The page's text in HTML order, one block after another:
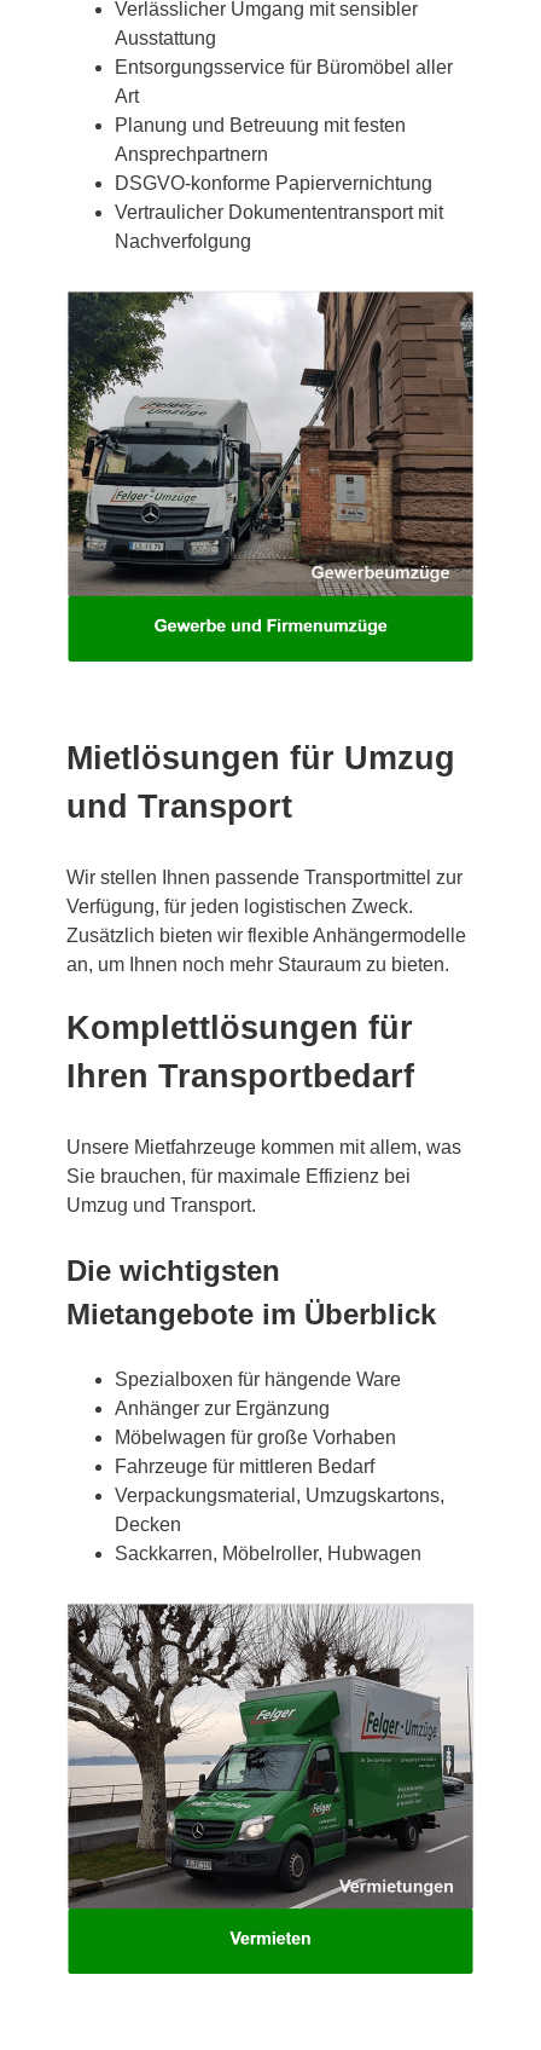
Verlässlicher Umgang mit sensibler
Ausstattung
Entsorgungsservice für Büromöbel aller
Art
Planung und Betreuung mit festen
Ansprechpartnern
DSGVO-konforme Papiervernichtung
Vertraulicher Dokumententransport mit
Nachverfolgung
Mietlösungen für Umzug
und Transport
Wir stellen Ihnen passende Transportmittel zur
Verfügung, für jeden logistischen Zweck.
Zusätzlich bieten wir flexible Anhängermodelle
an, um Ihnen noch mehr Stauraum zu bieten.
Komplettlösungen für
Ihren Transportbedarf
Unsere Mietfahrzeuge kommen mit allem, was
Sie brauchen, für maximale Effizienz bei
Umzug und Transport.
Die wichtigsten
Mietangebote im Überblick
Spezialboxen für hängende Ware
Anhänger zur Ergänzung
Möbelwagen für große Vorhaben
Fahrzeuge für mittleren Bedarf
Verpackungsmaterial, Umzugskartons,
Decken
Sackkarren, Möbelroller, Hubwagen